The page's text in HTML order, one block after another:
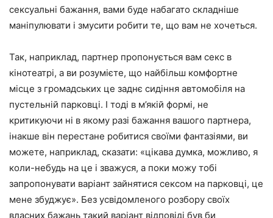
сексуальні бажання, вами буде набагато складніше
маніпулювати і змусити робити те, що вам не хочеться.
Так, наприклад, партнер пропонується вам секс в
кінотеатрі, а ви розумієте, що найбільш комфортне
місце з громадських це заднє сидіння автомобіля на
пустельній парковці. І тоді в м’якій формі, не
критикуючи ні в якому разі бажання вашого партнера,
інакше він перестане робитися своїми фантазіями, ви
можете, наприклад, сказати: «цікава думка, можливо, я
коли-небудь на це і зважуся, а поки можу тобі
запропонувати варіант зайнятися сексом на парковці, це
мене збуджує». Без усвідомленого розбору своїх
власних бажань такий варіант відповіді був би